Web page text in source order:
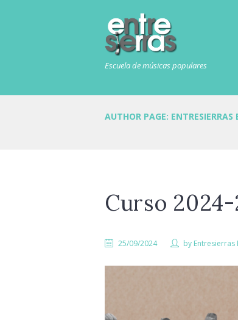
Escuela de músicas populares
AUTHOR PAGE: ENTRESIERRAS
Curso
25/09/2024 by Entresierras